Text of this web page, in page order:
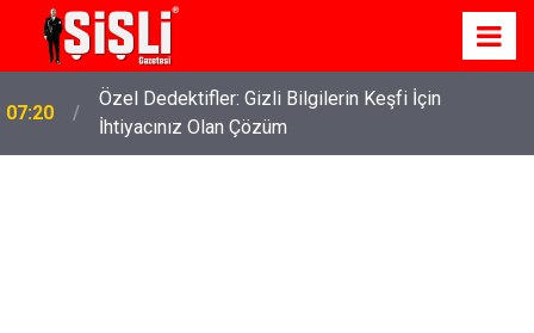
07:15
İskele'de Kiralık Daire Seçenekleriyle Konforlu Bir
Yaşam